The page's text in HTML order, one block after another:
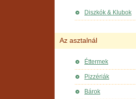
Diszkók & Klubok
Az asztalnál
Éttermek
Pizzériák
Bárok